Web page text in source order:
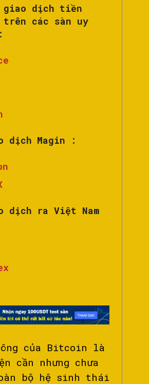
giao dịch tiền
các sàn uy
dịch Magin :
dịch ra Việt Nam
của Bitcoin là
cần nhưng chưa
bộ hệ sinh thái